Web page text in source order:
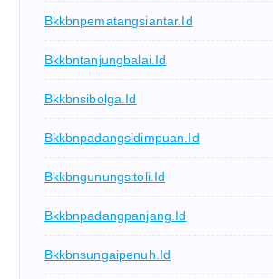
Bkkbnpematangsiantar.id
Bkkbntanjungbalai.id
Bkkbnsibolga.id
Bkkbnpadangsidimpuan.id
Bkkbngunungsitoli.id
Bkkbnpadangpanjang.id
Bkkbnsungaipenuh.id